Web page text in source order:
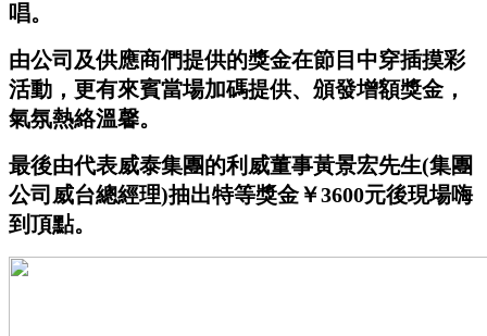
唱。
由公司及供應商們提供的獎金在節目中穿插摸彩
活動，更有來賓當場加碼提供、頒發增額獎金，
氣氛熱絡溫馨。
最後由代表威泰集團的利威董事黃景宏先生(集團
公司威台總經理)抽出特等獎金￥3600元後現場嗨
到頂點。